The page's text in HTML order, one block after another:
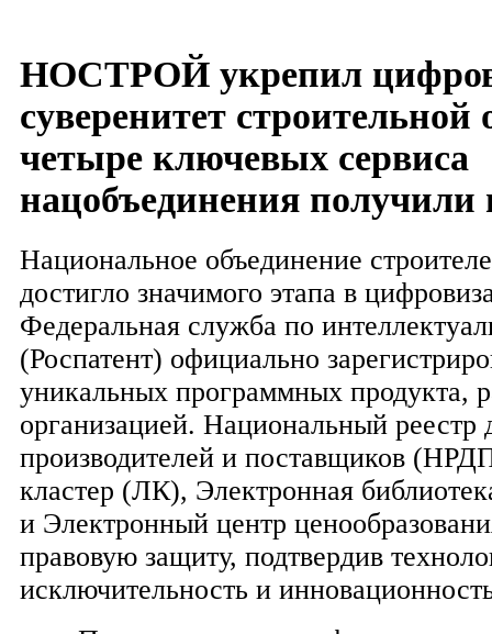
НОСТРОЙ укрепил
суверенитет строительной
четыре ключевых сервиса
нацобъединения
Национальное объединение
достигло значимого этапа в
Федеральная служба по
(Роспатент) официально
уникальных программных продукта,
организацией. Национальный реестр
производителей и поставщиков
кластер (ЛК), Электронная
и Электронный центр
правовую защиту, подтвердив
исключительность и